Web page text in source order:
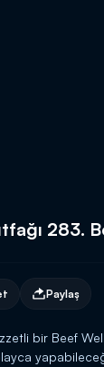
283.
Paylaş
bir Beef